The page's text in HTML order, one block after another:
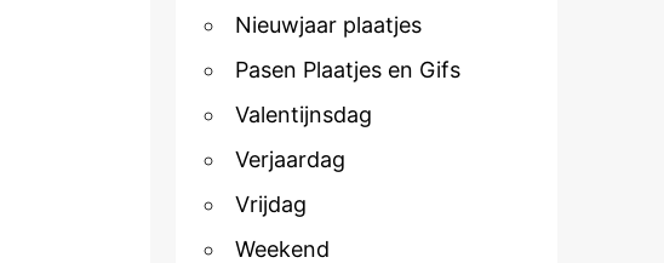
Nieuwjaar plaatjes
Pasen Plaatjes en Gifs
Valentijnsdag
Verjaardag
Vrijdag
Weekend